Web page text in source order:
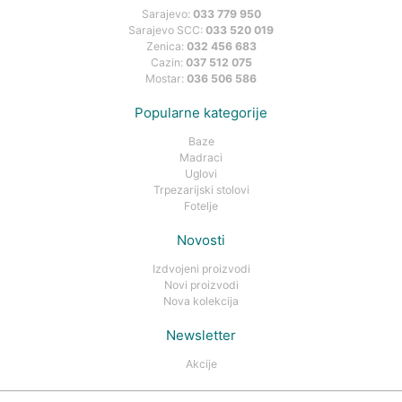
Sarajevo: 033 779 950
Sarajevo SCC: 033 520 019
Zenica: 032 456 683
Cazin: 037 512 075
Mostar: 036 506 586
Popularne kategorije
Baze
Madraci
Uglovi
Trpezarijski stolovi
Fotelje
Novosti
Izdvojeni proizvodi
Novi proizvodi
Nova kolekcija
Newsletter
Akcije